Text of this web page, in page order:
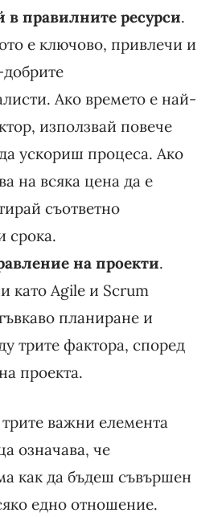
в правилните ресурси.
е ключово, привлечи и
Ако времето е най-
използвай повече
ускориш процеса. Ако
на всяка цена да е
съответно
срока.
на проекти.
като Agile и Scrum
планиране и
трите фактора, според
проекта.
важни елемента
означава, че
как да бъдеш съвършен
едно отношение.